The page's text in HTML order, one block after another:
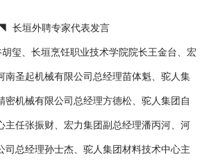
长垣外聘专家代表发言
玺、长垣烹饪职业技术学院院长王金台、宏
南圣起机械有限公司总经理苗体魁、驼人集
密机械有限公司总经理方德松、驼人集团自
主任张振财、宏力集团副总经理潘丙河、河
司总经理孙士杰、驼人集团材料技术中心主